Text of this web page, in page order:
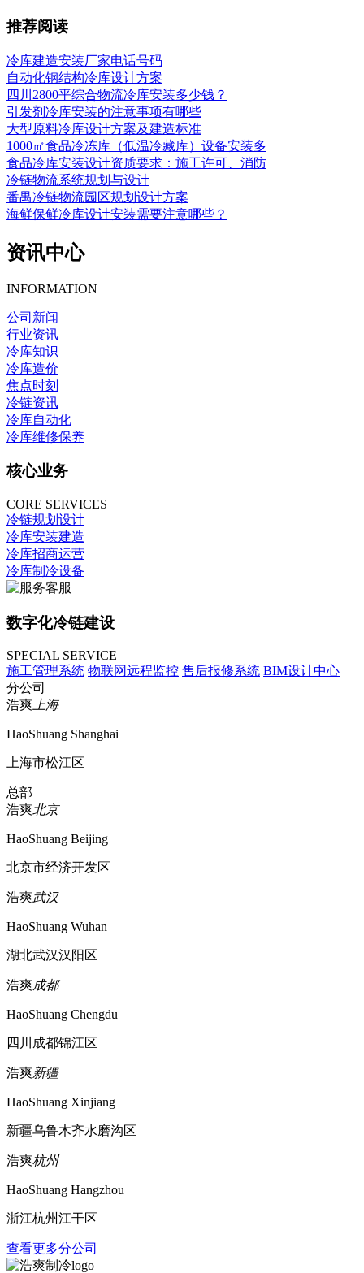
推荐阅读
冷库建造安装厂家电话号码
自动化钢结构冷库设计方案
四川2800平综合物流冷库安装多少钱？
引发剂冷库安装的注意事项有哪些
大型原料冷库设计方案及建造标准
1000㎡食品冷冻库（低温冷藏库）设备安装多
食品冷库安装设计资质要求：施工许可、消防
冷链物流系统规划与设计
番禺冷链物流园区规划设计方案
海鲜保鲜冷库设计安装需要注意哪些？
资讯中心
INFORMATION
公司新闻
行业资讯
冷库知识
冷库造价
焦点时刻
冷链资讯
冷库自动化
冷库维修保养
核心业务
CORE SERVICES
冷链规划设计
冷库安装建造
冷库招商运营
冷库制冷设备
数字化冷链建设
SPECIAL SERVICE
施工管理系统 物联网远程监控 售后报修系统 BIM设计中心
分公司
浩爽上海
HaoShuang Shanghai
上海市松江区
总部
浩爽北京
HaoShuang Beijing
北京市经济开发区
浩爽武汉
HaoShuang Wuhan
湖北武汉汉阳区
浩爽成都
HaoShuang Chengdu
四川成都锦江区
浩爽新疆
HaoShuang Xinjiang
新疆乌鲁木齐水磨沟区
浩爽杭州
HaoShuang Hangzhou
浙江杭州江干区
查看更多分公司